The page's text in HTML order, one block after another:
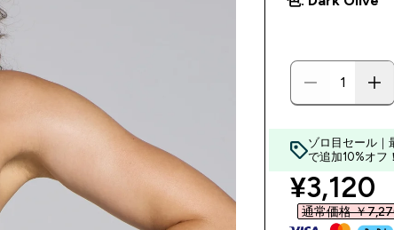
ゾロ目セール｜
で追加10%オフ！
¥3,120‎
通常価格 ￥